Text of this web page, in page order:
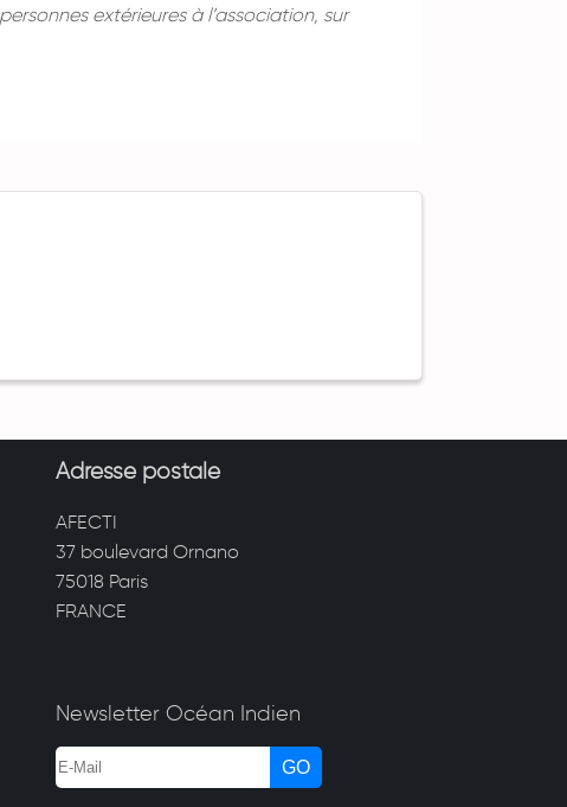
extérieures à l’association, sur
Adresse postale
AFECTI
37 boulevard Ornano
75018 Paris
FRANCE
Newsletter Océan Indien